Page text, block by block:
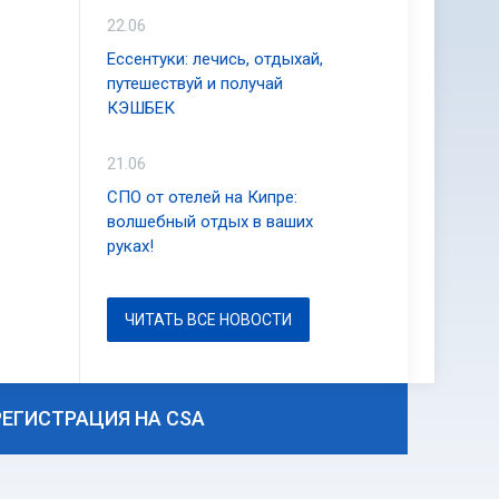
22.06
Ессентуки: лечись, отдыхай,
путешествуй и получай
КЭШБЕК
21.06
СПО от отелей на Кипре:
волшебный отдых в ваших
руках!
ЧИТАТЬ ВСЕ НОВОСТИ
НА CSA